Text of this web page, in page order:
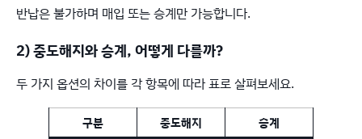
반납은 불가하며 매입 또는 승계만 가능합니다.
2) 중도해지와 승계, 어떻게 다를까?
두 가지 옵션의 차이를 각 항목에 따라 표로 살펴보세요.
구분 중도해지
승계